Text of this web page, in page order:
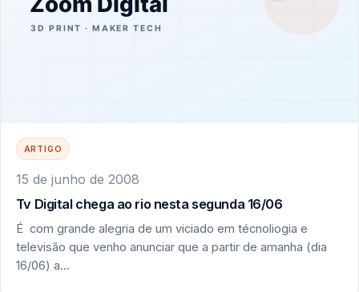
ARTIGO
15 de junho de 2008
Tv Digital chega ao rio nesta segunda 16/06
É com grande alegria de um viciado em técnoliogia e
televisão que venho anunciar que a partir de amanha (dia
16/06) a…